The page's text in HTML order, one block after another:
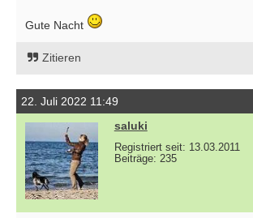
Gute Nacht
Zitieren
22. Juli 2022 11:49
saluki
Registriert seit: 13.03.2011
Beiträge: 235